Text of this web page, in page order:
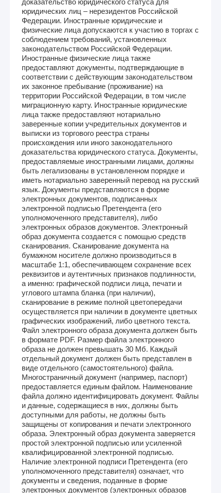
доказательство юридического статуса для
юридических лиц – нерезидентов Российской
Федерации. Иностранные юридические и
физические лица допускаются к участию в торгах с
соблюдением требований, установленных
законодательством Российской Федерации.
Иностранные физические лица также
предоставляют документы, подтверждающие в
соответствии с действующим законодательством
их законное пребывание (проживание) на
территории Российской Федерации, в том числе
миграционную карту. Иностранные юридические
лица также предоставляют нотариально
заверенные копии учредительных документов и
выписки из торгового реестра страны
происхождения или иного законодательного
доказательства юридического статуса. Документы,
предоставляемые иностранными лицами, должны
быть легализованы в установленном порядке и
иметь нотариально заверенный перевод на русский
язык. Документы представляются в форме
электронных документов, подписанных
электронной подписью Претендента (его
уполномоченного представителя), либо
электронных образов документов. Электронный
образ документа создается с помощью средств
сканирования. Сканирование документа на
бумажном носителе должно производиться в
масштабе 1:1, обеспечивающем сохранение всех
реквизитов и аутентичных признаков подлинности,
а именно: графической подписи лица, печати и
углового штампа бланка (при наличии),
сканирование в режиме полной цветопередачи
осуществляется при наличии в документе цветных
графических изображений, либо цветного текста.
Файл электронного образа документа должен быть
в формате PDF. Размер файла электронного
образа не должен превышать 30 Мб. Каждый
отдельный документ должен быть представлен в
виде отдельного (самостоятельного) файла.
Многостраничный документ (например, паспорт)
предоставляется единым файлом. Наименование
файла должно идентифицировать документ. Файлы
и данные, содержащиеся в них, должны быть
доступными для работы, не должны быть
защищены от копирования и печати электронного
образа. Электронный образ документа заверяется
простой электронной подписью или усиленной
квалифицированной электронной подписью.
Наличие электронной подписи Претендента (его
уполномоченного представителя) означает, что
документы и сведения, поданные в форме
электронных документов (электронных образов